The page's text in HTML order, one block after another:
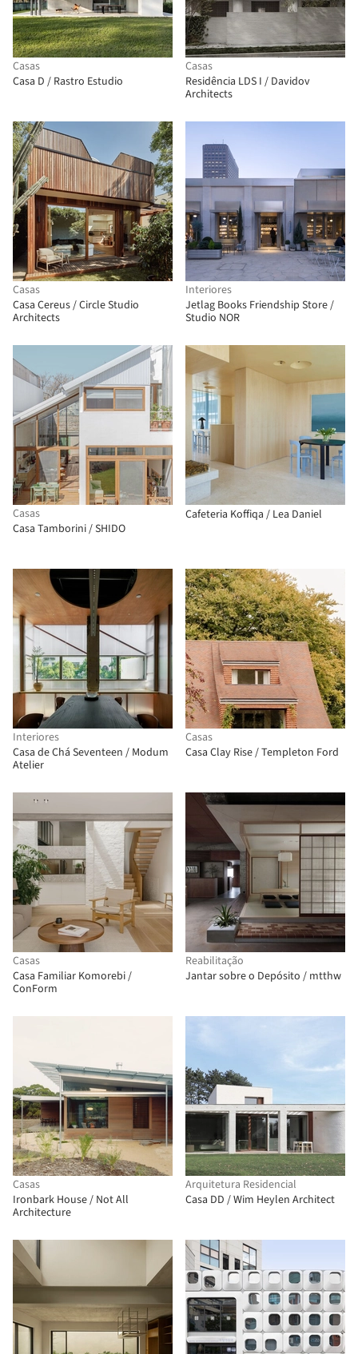
Casas
Casa D / Rastro Estudio
Casas
Residência LDS I / Davidov
Architects
Casas
Casa Cereus / Circle Studio
Architects
Interiores
Jetlag Books Friendship Store /
Studio NOR
Casas
Casa Tamborini / SHIDO
Cafeteria Koffiqa / Lea Daniel
Interiores
Casa de Chá Seventeen / Modum
Atelier
Casas
Casa Clay Rise / Templeton Ford
Casas
Casa Familiar Komorebi /
ConForm
Reabilitação
Jantar sobre o Depósito / mtthw
Casas
Ironbark House / Not All
Architecture
Arquitetura Residencial
Casa DD / Wim Heylen Architect